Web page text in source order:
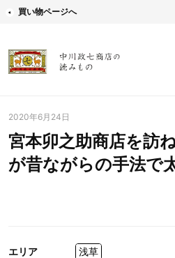
買い物ページへ
2020年6月24日
宮本卯之助商店を訪
が昔ながらの手法で
エリア 浅草